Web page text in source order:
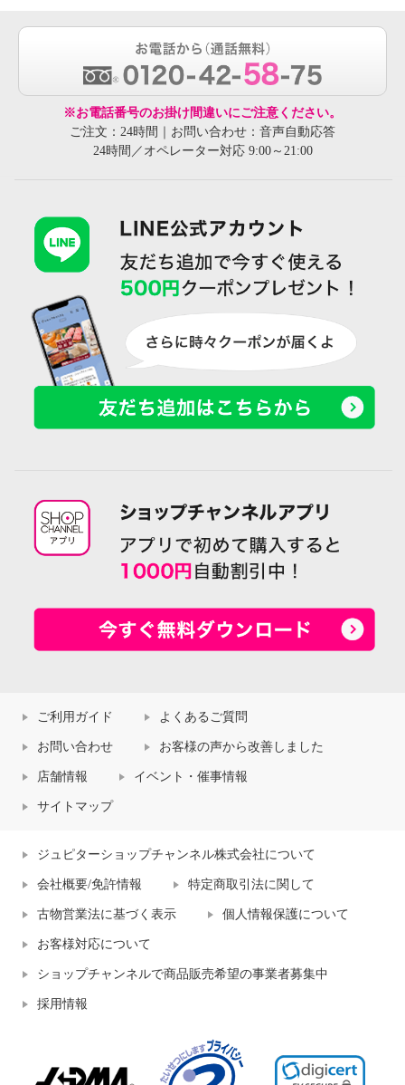
※お電話番号のお掛け間違いにご注意ください。
ご注文：24時間｜お問い合わせ：音声自動応答
24時間／オペレーター対応 9:00～21:00
ご利用ガイド よくあるご質問
お問い合わせ お客様の声から改善しました
店舗情報 イベント・催事情報
サイトマップ
ジュピターショップチャンネル株式会社について
会社概要/免許情報 特定商取引法に関して
古物営業法に基づく表示 個人情報保護について
お客様対応について
ショップチャンネルで商品販売希望の事業者募集中
採用情報